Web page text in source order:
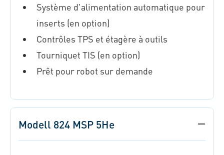
Système d'alimentation automatique pour
inserts (en option)
Contrôles TPS et étagère à outils
Tourniquet TIS (en option)
Prêt pour robot sur demande
Modell 824 MSP 5He